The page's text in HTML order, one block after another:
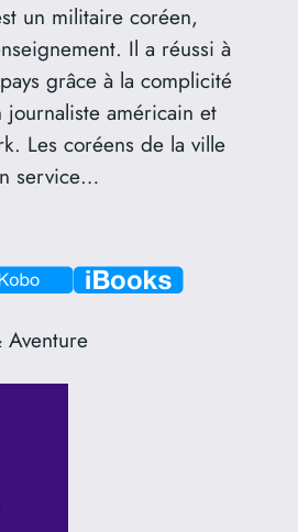
un militaire coréen,
Il a réussi à
grâce à la complicité
journaliste américain et
Les coréens de la ville
service…